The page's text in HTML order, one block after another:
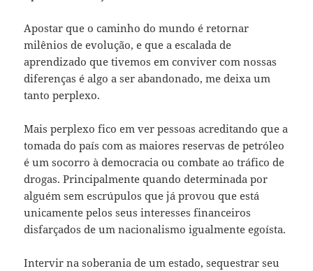
Apostar que o caminho do mundo é retornar
milênios de evolução, e que a escalada de
aprendizado que tivemos em conviver com nossas
diferenças é algo a ser abandonado, me deixa um
tanto perplexo.
Mais perplexo fico em ver pessoas acreditando que a
tomada do país com as maiores reservas de petróleo
é um socorro à democracia ou combate ao tráfico de
drogas. Principalmente quando determinada por
alguém sem escrúpulos que já provou que está
unicamente pelos seus interesses financeiros
disfarçados de um nacionalismo igualmente egoísta.
Intervir na soberania de um estado, sequestrar seu